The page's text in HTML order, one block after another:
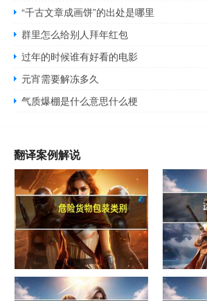
“千古文章成画饼”的出处是哪里
群里怎么给别人拜年红包
过年的时候谁有好看的电影
元宵需要解冻多久
气质爆棚是什么意思什么梗
翻译案例解说
危险货物包装类别 这就是过